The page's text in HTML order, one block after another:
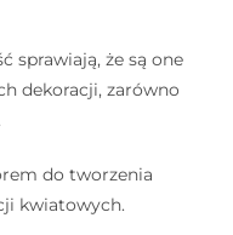
sprawiają, że są one
dekoracji, zarówno
do tworzenia
kwiatowych.